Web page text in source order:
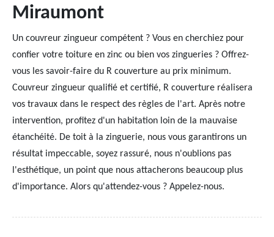
Miraumont
Un couvreur zingueur compétent ? Vous en cherchiez pour
confier votre toiture en zinc ou bien vos zingueries ? Offrez-
vous les savoir-faire du R couverture au prix minimum.
Couvreur zingueur qualifié et certifié, R couverture réalisera
vos travaux dans le respect des règles de l'art. Après notre
intervention, profitez d'un habitation loin de la mauvaise
étanchéité. De toit à la zinguerie, nous vous garantirons un
résultat impeccable, soyez rassuré, nous n'oublions pas
l'esthétique, un point que nous attacherons beaucoup plus
d'importance. Alors qu'attendez-vous ? Appelez-nous.